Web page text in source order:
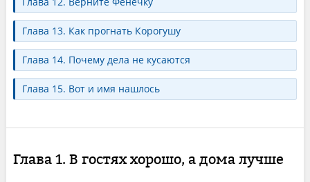
Глава 13. Как прогнать Корогушу
Глава 14. Почему дела не кусаются
Глава 15. Вот и имя нашлось
Глава 1. В гостях хорошо, а дома лучше